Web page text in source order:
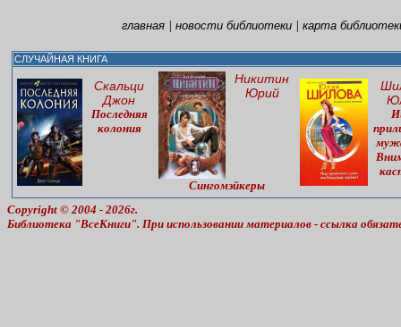
главная| новости библиотеки| карта
СЛУЧАЙНАЯ КНИГА
Скальци
Джон
Последняя
колония
Никитин
Юрий
Сингомэйкеры
Copyright © 2004 - 2026г.
Библиотека "ВсеКниги". При использовании материалов - ссылка